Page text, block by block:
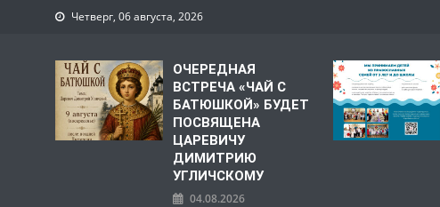
Четверг, 06 августа, 2026
ОЧЕРЕДНАЯ
ВСТРЕЧА «ЧАЙ С
БАТЮШКОЙ» БУДЕТ
ПОСВЯЩЕНА
ЦАРЕВИЧУ
ДИМИТРИЮ
УГЛИЧСКОМУ
04.08.2026